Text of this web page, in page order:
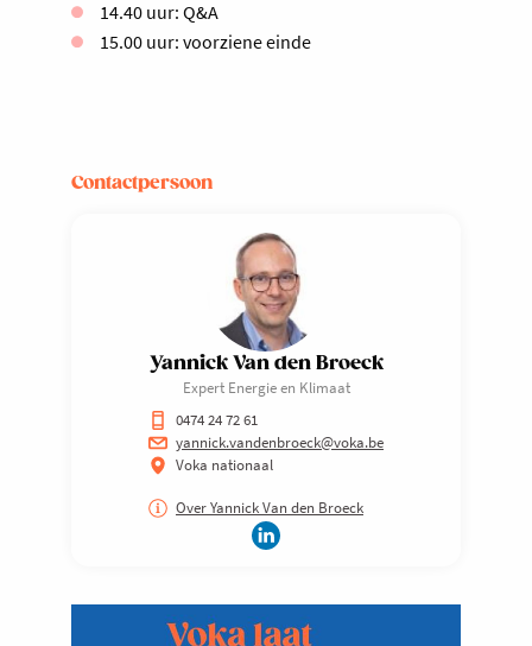
14.40 uur: Q&A
15.00 uur: voorziene einde
Contactpersoon
Yannick Van den Broeck
Expert Energie en Klimaat
0474 24 72 61
yannick.vandenbroeck@voka.be
Voka nationaal
Over Yannick Van den Broeck